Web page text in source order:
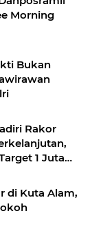
Morning
Bukan
Rakor
1 Juta
di Kuta Alam,